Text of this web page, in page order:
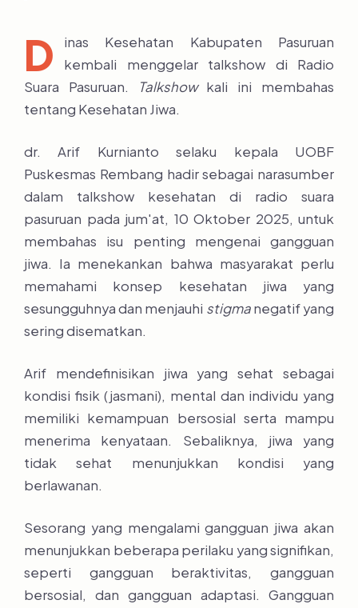
D
inas Kesehatan Kabupaten Pasuruan
kembali menggelar talkshow di Radio
Suara Pasuruan.
Talkshowkali ini membahas
tentang Kesehatan Jiwa.
dr. Arif Kurnianto selaku kepala UOBF
Puskesmas Rembang hadir sebagai narasumber
dalam talkshow kesehatan di radio suara
pasuruan pada jum'at, 10 Oktober 2025, untuk
membahas isu penting mengenai gangguan
jiwa. Ia menekankan bahwa masyarakat perlu
memahami konsep kesehatan jiwa yang
sesungguhnya dan menjauhi stigmanegatif yang
sering disematkan.
Arif mendefinisikan jiwa yang sehat sebagai
kondisi fisik (jasmani), mental dan individu yang
memiliki kemampuan bersosial serta mampu
menerima kenyataan. Sebaliknya, jiwa yang
tidak sehat menunjukkan kondisi yang
berlawanan.
Sesorang yang mengalami gangguan jiwa akan
menunjukkan beberapa perilaku yang signifikan,
seperti gangguan beraktivitas, gangguan
bersosial, dan gangguan adaptasi. Gangguan